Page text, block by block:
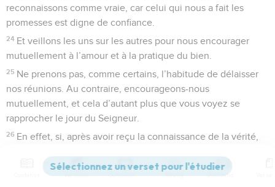
reconnaissons comme vraie, car celui qui nous a fait les
promesses est digne de confiance.
24 Et veillons les uns sur les autres pour nous encourager
mutuellement à l’amour et à la pratique du bien.
25 Ne prenons pas, comme certains, l’habitude de délaisser
nos réunions. Au contraire, encourageons-nous
mutuellement, et cela d’autant plus que vous voyez se
rapprocher le jour du Seigneur.
26 En effet, si, après avoir reçu la connaissance de la vérité,
pour nous de sacrifice pour les péchés.
Versions Commentaires Strong